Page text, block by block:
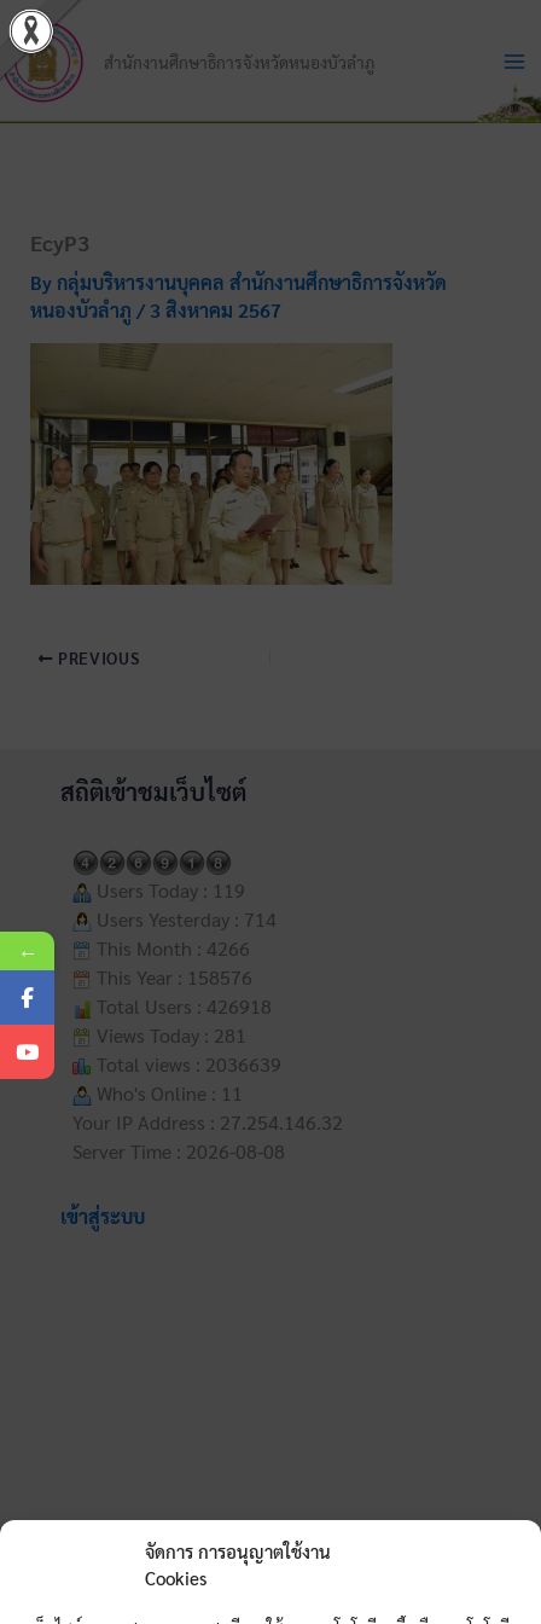
จัดการ การอนุญาตใช้งาน
Cookies
Skip
to
content
สำนักงานศึกษาธิการจังหวัดหนองบัวลำภู
EcyP3
By กลุ่มบริหารงานบุคคล สำนักงานศึกษาธิการจังหวัด
หนองบัวลำภู / 3 สิงหาคม 2567
PREVIOUS
สถิติเข้าชมเว็บไซต์
Users Today : 119
Users Yesterday : 714
This Month : 4266
This Year : 158576
Total Users : 426918
Views Today : 281
Total views : 2036639
Who's Online : 11
Your IP Address : 27.254.146.32
Server Time : 2026-08-08
เข้าสู่ระบบ
←